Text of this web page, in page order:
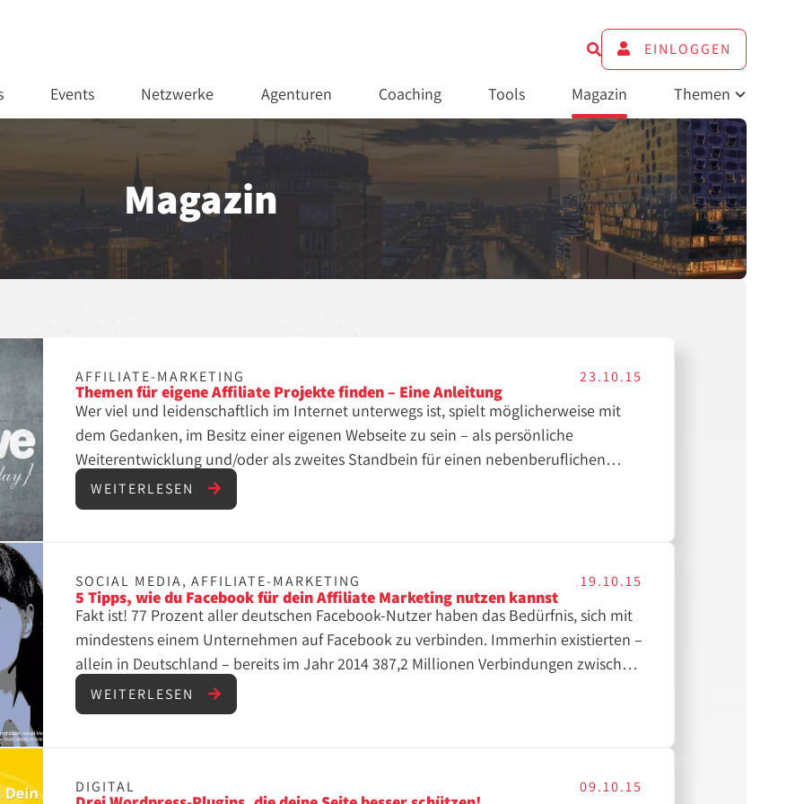
EINLOGGEN
Events Netzwerke Agenturen Coaching Tools Magazin Themen
Magazin
AFFILIATE-MARKETING 23.10.15
Themen für eigene Affiliate Projekte finden – Eine Anleitung
Wer viel und leidenschaftlich im Internet unterwegs ist, spielt möglicherweise mit
dem Gedanken, im Besitz einer eigenen Webseite zu sein – als persönliche
Weiterentwicklung und/oder als zweites Standbein für einen nebenberuflichen
Verdienst. Die große Frage ist hier: Wie fange ich an?
WEITERLESEN
SOCIAL MEDIA, AFFILIATE-MARKETING 19.10.15
5 Tipps, wie du Facebook für dein Affiliate Marketing nutzen kannst
Fakt ist! 77 Prozent aller deutschen Facebook-Nutzer haben das Bedürfnis, sich mit
mindestens einem Unternehmen auf Facebook zu verbinden. Immerhin existierten –
allein in Deutschland – bereits im Jahr 2014 387,2 Millionen Verbindungen zwischen
Facebook-Usern und Unternehmen. Facebook als „alter Hase“ und Gigant unter den
sozialen Netzwerken, zudem belegt mit einem überdurchschnittlich hohen
bestätigte das in einem Interview: „Facebook ist heute so breit aufgestellt, dass es
WEITERLESEN
DIGITAL 09.10.15